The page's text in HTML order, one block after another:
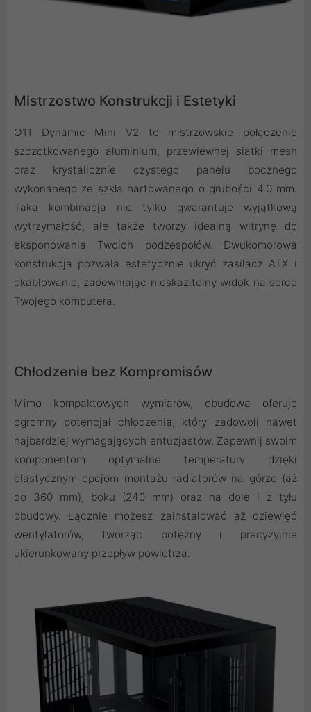
Mistrzostwo Konstrukcji i Estetyki
O11 Dynamic Mini V2 to mistrzowskie połączenie
szczotkowanego aluminium, przewiewnej siatki mesh
oraz krystalicznie czystego panelu bocznego
wykonanego ze szkła hartowanego o grubości 4.0 mm.
Taka kombinacja nie tylko gwarantuje wyjątkową
wytrzymałość, ale także tworzy idealną witrynę do
eksponowania Twoich podzespołów. Dwukomorowa
konstrukcja pozwala estetycznie ukryć zasilacz ATX i
okablowanie, zapewniając nieskazitelny widok na serce
Twojego komputera.
Chłodzenie bez Kompromisów
Mimo kompaktowych wymiarów, obudowa oferuje
ogromny potencjał chłodzenia, który zadowoli nawet
najbardziej wymagających entuzjastów. Zapewnij swoim
komponentom optymalne temperatury dzięki
elastycznym opcjom montażu radiatorów na górze (aż
do 360 mm), boku (240 mm) oraz na dole i z tyłu
obudowy. Łącznie możesz zainstalować aż dziewięć
wentylatorów, tworząc potężny i precyzyjnie
ukierunkowany przepływ powietrza.